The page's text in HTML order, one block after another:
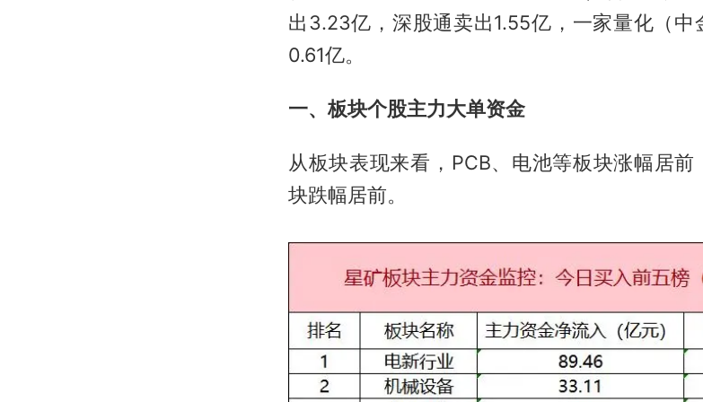
出3.23亿，深股通卖出1.55亿，一家量化（中
0.61亿。
一、板块个股主力大单资金
从板块表现来看，PCB、电池等板块涨幅居
块跌幅居前。